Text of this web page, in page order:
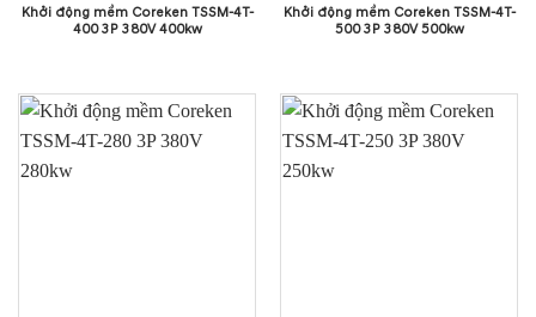
Khởi động mềm Coreken TSSM-4T-
400 3P 380V 400kw
Khởi động mềm Coreken TSSM-4T-
500 3P 380V 500kw